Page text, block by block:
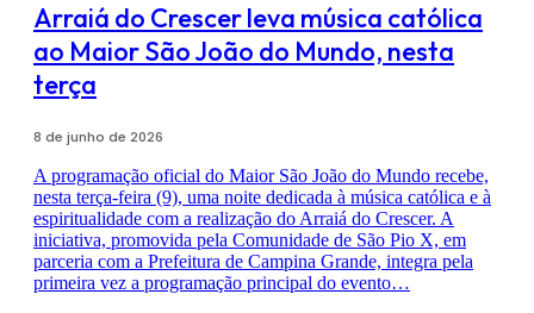
Arraiá do Crescer leva música católica
ao Maior São João do Mundo, nesta
terça
8 de junho de 2026
A programação oficial do Maior São João do Mundo recebe,
nesta terça-feira (9), uma noite dedicada à música católica e à
espiritualidade com a realização do Arraiá do Crescer. A
iniciativa, promovida pela Comunidade de São Pio X, em
parceria com a Prefeitura de Campina Grande, integra pela
primeira vez a programação principal do evento…